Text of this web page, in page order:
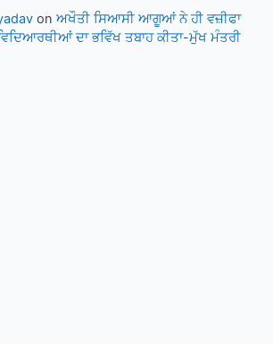
onਅਖੌਤੀ ਸਿਆਸੀ ਆਗੂਆਂ ਨੇ ਹੀ ਵਜ਼ੀਫਾ
ਦਾ ਭਵਿੱਖ ਤਬਾਹ ਕੀਤਾ-ਮੁੱਖ ਮੰਤਰੀ